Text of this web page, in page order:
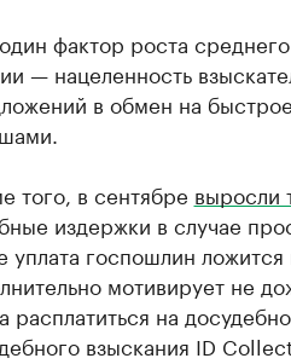
фактор роста
— нацеленность
в обмен на
того, в сентябре выросли
издержки в случае
уплата госпошлин
мотивирует не
расплатиться на
взыскания ID